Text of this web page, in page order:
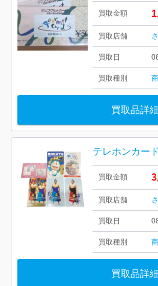
買取金額
買取店舗
買取日
買取種別
買取品詳細
買取金額
買取店舗
買取日
買取種別
買取品詳細